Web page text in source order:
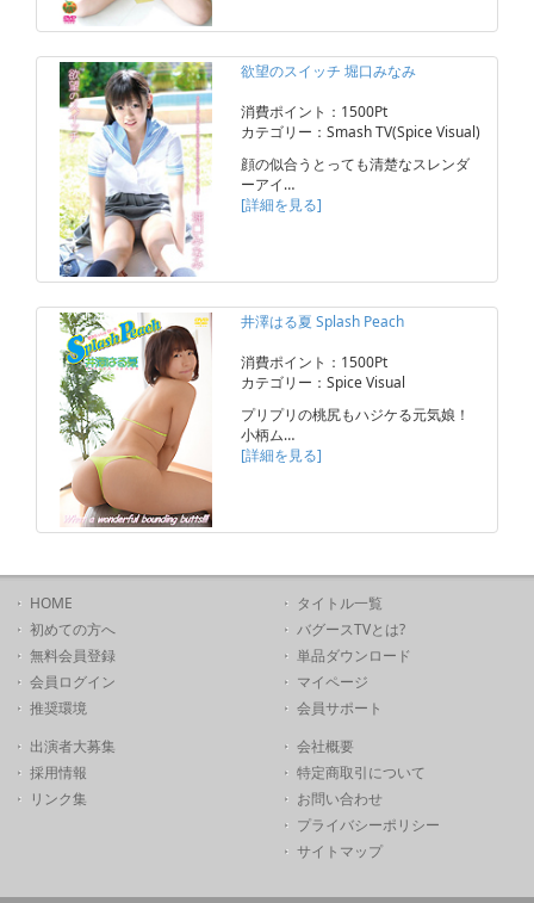
欲望のスイッチ 堀口みなみ
消費ポイント：1500Pt
カテゴリー：Smash TV(Spice Visual)
顔の似合うとっても清楚なスレンダ
ーアイ…
[詳細を見る]
井澤はる夏 Splash Peach
消費ポイント：1500Pt
カテゴリー：Spice Visual
プリプリの桃尻もハジケる元気娘！
小柄ム…
[詳細を見る]
HOME
初めての方へ
無料会員登録
会員ログイン
推奨環境
タイトル一覧
バグースTVとは?
単品ダウンロード
マイページ
会員サポート
出演者大募集
採用情報
リンク集
会社概要
特定商取引について
お問い合わせ
プライバシーポリシー
サイトマップ